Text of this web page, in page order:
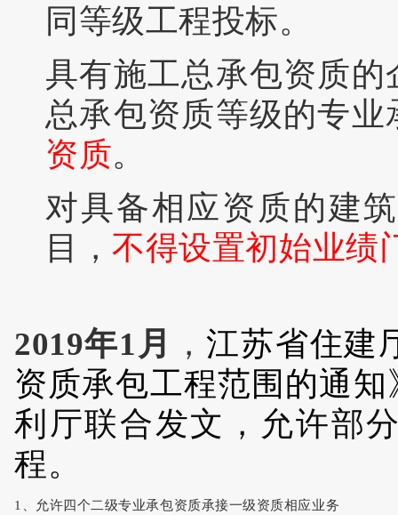
同等级工程投标。
具有施工总承包资质
总承包资质等级的专业
资质。
对具备相应资质的建
目，不得设置初始业绩
2019年1月 ，江苏省住建
资质承包工程范围的通知
利厅联合发文，允许部
程。
1、允许四个二级专业承包资质承接一级资质相应业务